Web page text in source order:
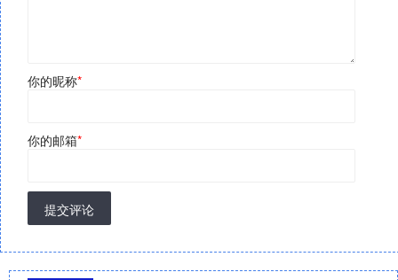
你的昵称*
你的邮箱*
提交评论